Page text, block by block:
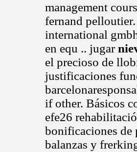
management
fernand
international
en equ .. jugar
el precioso de
justificaciones
if other. Básicos
efe26
bonificaciones
balanzas y